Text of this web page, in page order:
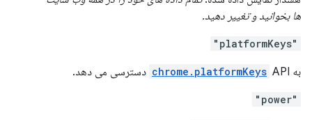
ها بخوانید و تغییر دهید.
"platformKeys"
به chrome.platformKeys API دسترسی می دهد.
"power"